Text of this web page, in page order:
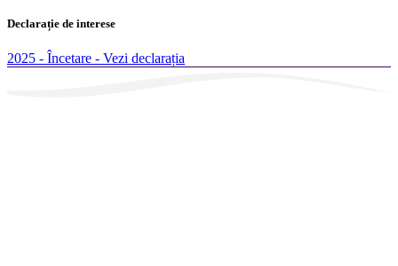
Declarație de interese
2025 - Încetare - Vezi declarația